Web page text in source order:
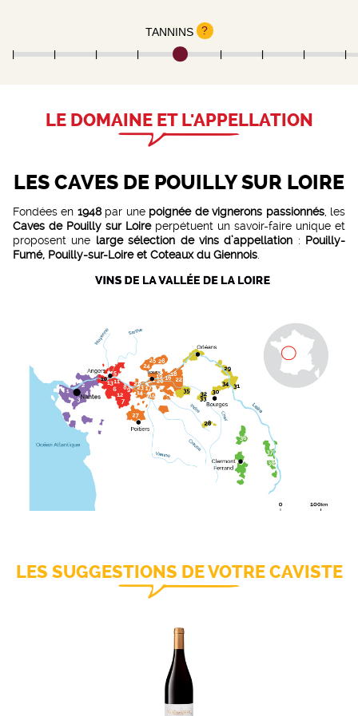
TANNINS ?
LE DOMAINE ET L'APPELLATION
LES CAVES DE POUILLY SUR LOIRE
Fondées en 1948par une poignée de vignerons passionnés, les
Caves de Pouilly sur Loireperpétuent un savoir-faire unique et
proposent une large sélection de vins d’appellation : Pouilly-
Fumé, Pouilly-sur-Loire et Coteaux du Giennois
LES SUGGESTIONS DE VOTRE CAVISTE